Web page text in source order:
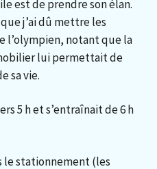
est de prendre son élan.
j’ai dû mettre les
l’olympien, notant que la
lui permettait de
sa vie.
5 h et s’entraînait de 6 h
le stationnement (les